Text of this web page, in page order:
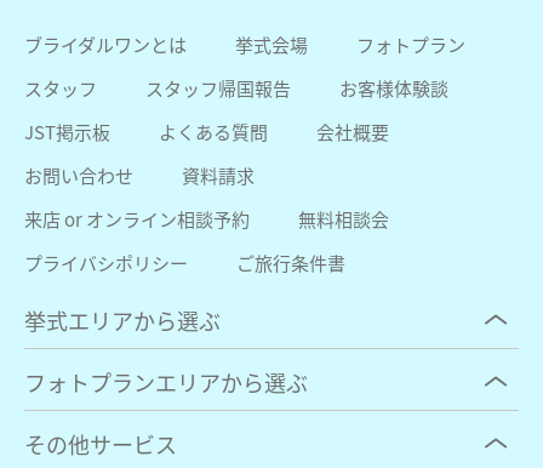
ブライダルワンとは 挙式会場
フォトプラン
スタッフ
スタッフ帰国報告
お客様体験談
JST掲示板
よくある質問
会社概要
お問い合わせ
資料請求
来店 or オンライン相談予約
無料相談会
プライバシポリシー
ご旅行条件書
挙式エリアから選ぶ
フォトプランエリアから選ぶ
その他サービス